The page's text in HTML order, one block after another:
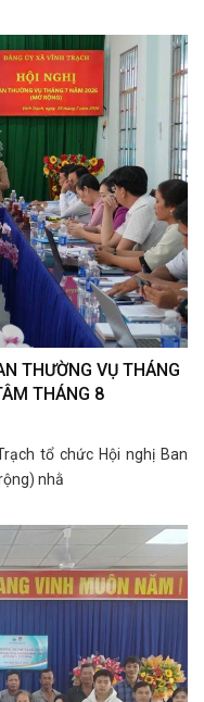
THƯỜNG VỤ THÁNG
THÁNG 8
tổ chức Hội nghị Ban
nhằ